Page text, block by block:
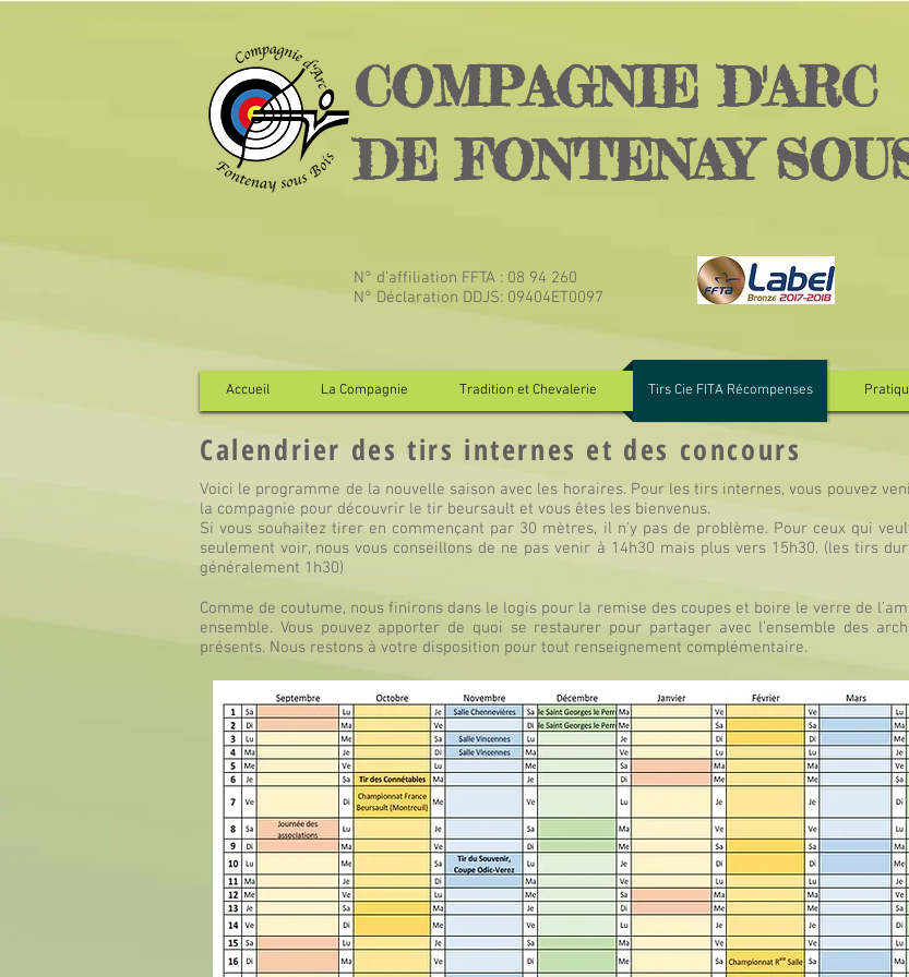
COMPAGNIE D'ARC
DE FONTENAY
N° d’affiliation FFTA : 08 94 260
N° Déclaration DDJS: 09404ET0097
Accueil La Compagnie Tradition et Chevalerie Tirs Cie FITA Récompenses
Calendrier des tirs internes et des concours
Voici le programme de la nouvelle saison avec les horaires. Pour les tirs internes, vous pouvez
la compagnie pour découvrir le tir beursault et vous êtes les bienvenus.
Si vous souhaitez tirer en commençant par 30 mètres, il n'y pas de problème. Pour ceux qui
seulement voir, nous vous conseillons de ne pas venir à 14h30 mais plus vers 15h30. (les tirs
généralement 1h30)
Comme de coutume, nous finirons dans le logis pour la remise des coupes et boire le verre de
ensemble. Vous pouvez apporter de quoi se restaurer pour partager avec l’ensemble des
présents. Nous restons à votre disposition pour tout renseignement complémentaire.